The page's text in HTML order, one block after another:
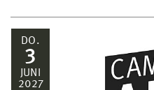
DO.
3
JUNI
2027